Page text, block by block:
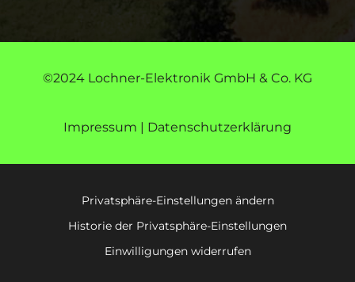
©2024 Lochner-Elektronik GmbH & Co. KG
Impressum | Datenschutzerklärung
Privatsphäre-Einstellungen ändern
Historie der Privatsphäre-Einstellungen
Einwilligungen widerrufen